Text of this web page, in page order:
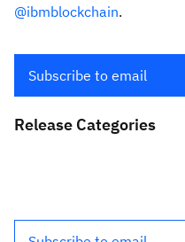
@ibmblockchain.
Subscribe to email
Release Categories